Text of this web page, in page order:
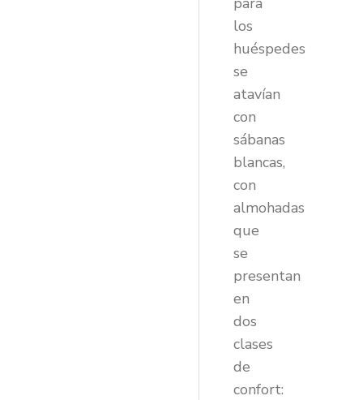
los
huéspedes
se
atavían
con
sábanas
blancas,
con
almohadas
que
se
presentan
en
dos
clases
de
confort: